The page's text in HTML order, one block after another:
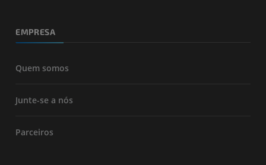
EMPRESA
Quem somos
Junte-se a nós
Parceiros